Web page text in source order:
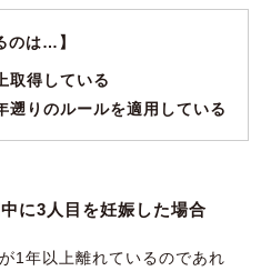
のは…】
取得している
遡りのルールを適用している
に3人目を妊娠した場合
1年以上離れているのであれ